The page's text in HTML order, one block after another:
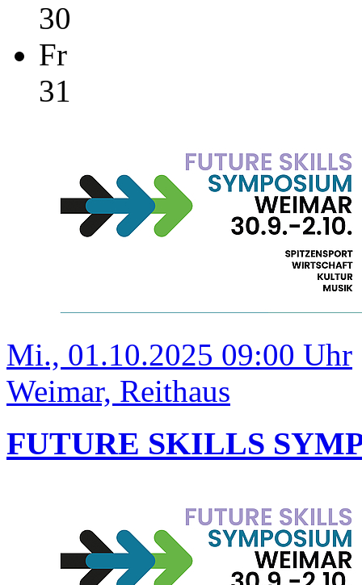
30
Fr
31
Mi., 01.10.2025 09:00 Uhr
Weimar, Reithaus
FUTURE SKILLS